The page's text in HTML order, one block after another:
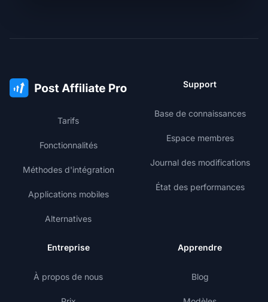
Tarifs
Fonctionnalités
Méthodes d'intégration
Applications mobiles
Alternatives
Support
Base de connaissances
Espace membres
Journal des modifications
État des performances
Entreprise
À propos de nous
Apprendre
Blog